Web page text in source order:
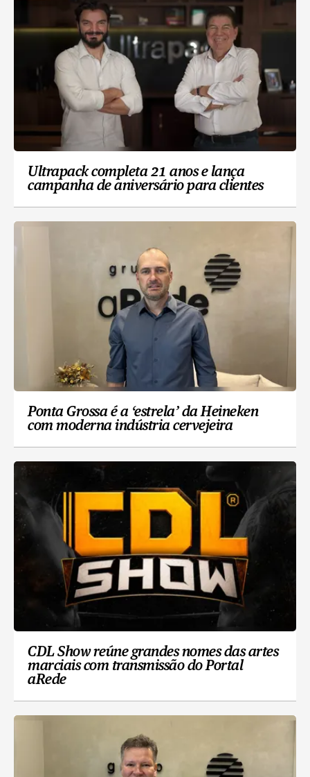
Ultrapack completa 21 anos e lança
campanha de aniversário para clientes
Ponta Grossa é a ‘estrela’ da Heineken
com moderna indústria cervejeira
CDL Show reúne grandes nomes das artes
marciais com transmissão do Portal
aRede